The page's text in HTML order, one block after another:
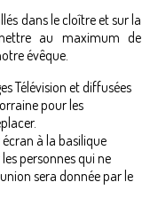
dans le cloître et sur la
au maximum de
évêque.
Télévision et diffusées
pour les
à la basilique
personnes qui ne
sera donnée par le